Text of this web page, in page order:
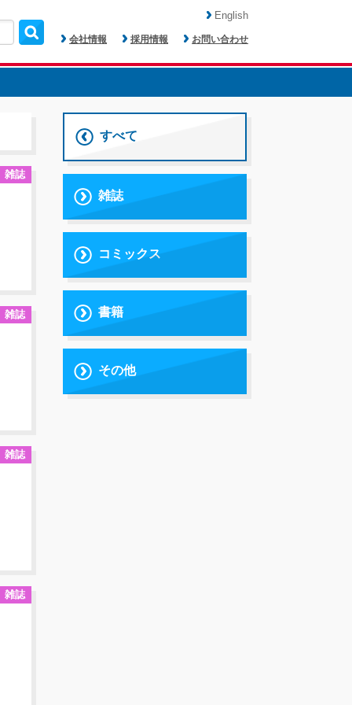
会社情報 採用情報 お問い合わせ
English
すべて
雑誌
コミックス
書籍
その他
雑誌
雑誌
雑誌
雑誌